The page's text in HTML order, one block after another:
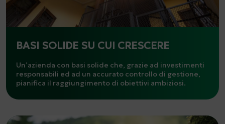
BASI SOLIDE SU CUI CRESCERE
Un’azienda con basi solide che, grazie ad investimenti
responsabili ed ad un accurato controllo di gestione,
pianifica il raggiungimento di obiettivi ambiziosi.